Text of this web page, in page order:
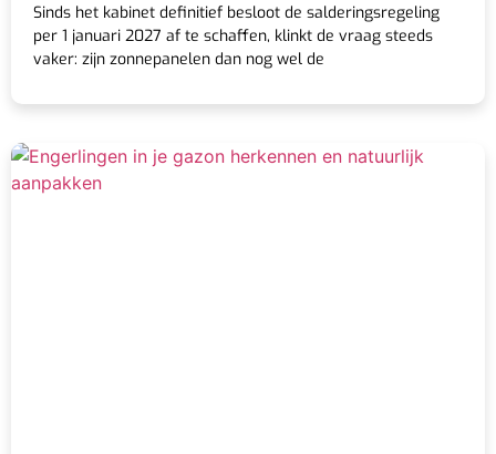
Sinds het kabinet definitief besloot de salderingsregeling
per 1 januari 2027 af te schaffen, klinkt de vraag steeds
vaker: zijn zonnepanelen dan nog wel de